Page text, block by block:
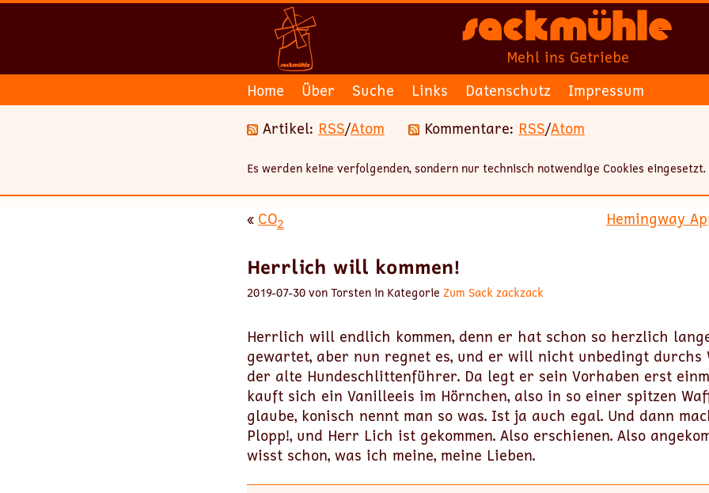
Sackmühle
Mehl ins Getriebe
Home
Über Suche Links Datenschutz
Impressum
Artikel: RSS/Atom Kommentare: RSS/Atom
Es werden keine verfolgenden, sondern nur technisch notwendige Cookies eingesetzt.
« CO2 Hemingway
Herrlich will kommen!
2019-07-30 von Torsten in Kategorie Zum Sack zackzack
Herrlich will endlich kommen, denn er hat schon so herzlich
gewartet, aber nun regnet es, und er will nicht unbedingt durchs
der alte Hundeschlittenführer. Da legt er sein Vorhaben erst
kauft sich ein Vanilleeis im Hörnchen, also in so einer spitzen
glaube, konisch nennt man so was. Ist ja auch egal. Und dann
Plopp!, und Herr Lich ist gekommen. Also erschienen. Also
wisst schon, was ich meine, meine Lieben.